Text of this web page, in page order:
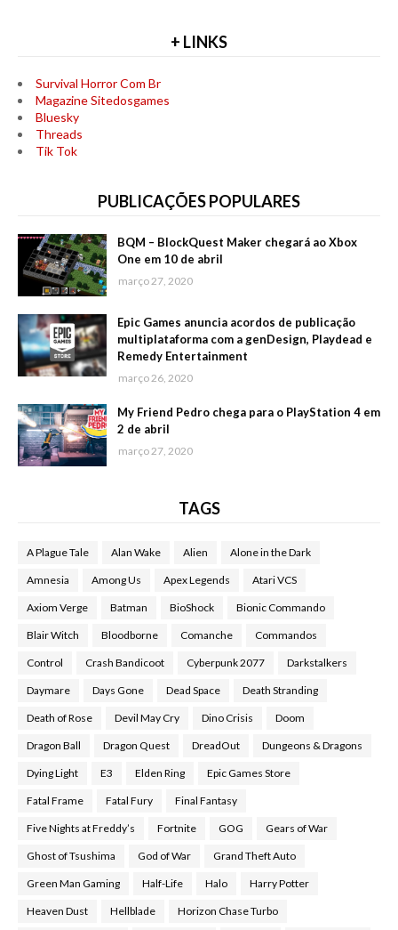
+ LINKS
Survival Horror Com Br
Magazine Sitedosgames
Bluesky
Threads
Tik Tok
PUBLICAÇÕES POPULARES
BQM – BlockQuest Maker chegará ao Xbox
One em 10 de abril
março 27, 2020
Epic Games anuncia acordos de publicação
multiplataforma com a genDesign, Playdead e
Remedy Entertainment
março 26, 2020
My Friend Pedro chega para o PlayStation 4 em
2 de abril
março 27, 2020
TAGS
A Plague Tale Alan Wake Alien Alone in the Dark
Amnesia Among Us Apex Legends Atari VCS
Axiom Verge Batman BioShock Bionic Commando
Blair Witch Bloodborne Comanche Commandos
Control Crash Bandicoot Cyberpunk 2077 Darkstalkers
Daymare Days Gone Dead Space Death Stranding
Death of Rose Devil May Cry Dino Crisis Doom
Dragon Ball Dragon Quest DreadOut Dungeons & Dragons
Dying Light E3 Elden Ring Epic Games Store
Fatal Frame Fatal Fury Final Fantasy
Five Nights at Freddy’s Fortnite GOG Gears of War
Ghost of Tsushima God of War Grand Theft Auto
Green Man Gaming Half-Life Halo Harry Potter
Heaven Dust Hellblade Horizon Chase Turbo